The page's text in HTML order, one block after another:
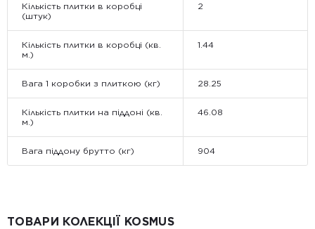
Кількість плитки в коробці
(штук)
2
Кількість плитки в коробці (кв.
м.)
1.44
Вага 1 коробки з плиткою (кг) 28.25
Кількість плитки на піддоні (кв.
м.)
46.08
Вага піддону брутто (кг) 904
ТОВАРИ КОЛЕКЦІЇ KOSMUS